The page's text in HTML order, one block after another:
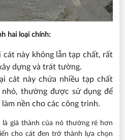
hai loại chính:
cát này không lẫn tạp chất, rất
dựng và trát tường.
cát này chứa nhiều tạp chất
thường được sử dụng để
làm nền cho các công trình.
giá thành của nó thường rẻ hơn
cho cát đen trở thành lựa chọn